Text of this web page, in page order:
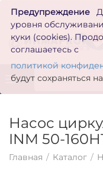
Предупреждение
уровня
куки (cookies).
соглашаетесь с
политикой
будут сохраняться
Насос
INM 50-
Главная / Каталог /